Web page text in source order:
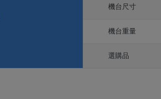
機台尺寸
機台重量
選購品